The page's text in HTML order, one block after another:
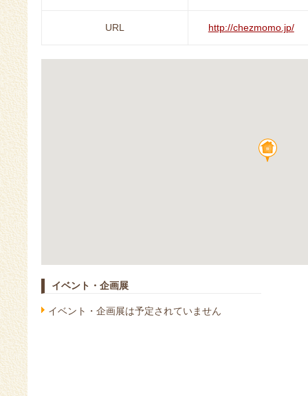
URL http://chezmomo.jp/
イベント・企画展
イベント・企画展は予定されていません